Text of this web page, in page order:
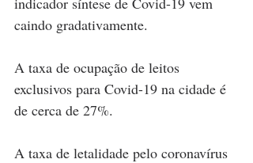
caindo gradativamente.
A taxa de ocupação de leitos
exclusivos para Covid-19 na cidade é
de cerca de 27%.
A taxa de letalidade pelo coronavírus